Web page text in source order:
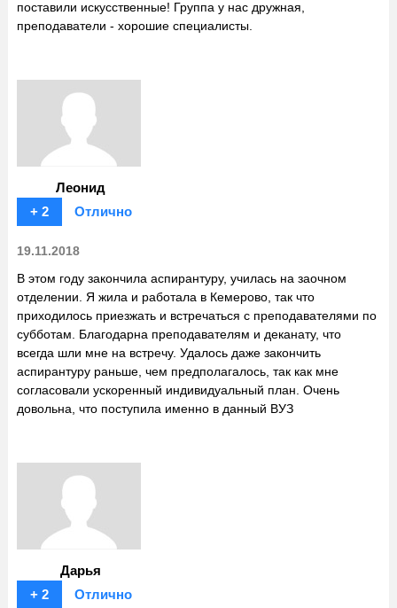
поставили искусственные! Группа у нас дружная,
преподаватели - хорошие специалисты.
Леонид
+ 2
Отлично
19.11.2018
В этом году закончила аспирантуру, училась на заочном
отделении. Я жила и работала в Кемерово, так что
приходилось приезжать и встречаться с преподавателями по
субботам. Благодарна преподавателям и деканату, что
всегда шли мне на встречу. Удалось даже закончить
аспирантуру раньше, чем предполагалось, так как мне
согласовали ускоренный индивидуальный план. Очень
довольна, что поступила именно в данный ВУЗ
Дарья
+ 2
Отлично